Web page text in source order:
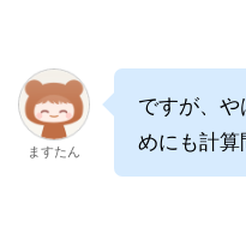
ますたん
ですが、
めにも計